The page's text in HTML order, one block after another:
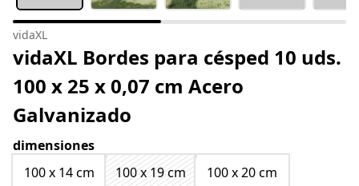
vidaXL
vidaXL Bordes para césped 10 uds.
100 x 25 x 0,07 cm Acero
Galvanizado
dimensiones
100 x 14 cm
100 x 19 cm
100 x 20 cm